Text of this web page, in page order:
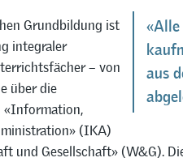
«Alle
aus
Grundbildung ist
integraler
– von
über die
«Information,
(IKA)
und Gesellschaft» (W&G).